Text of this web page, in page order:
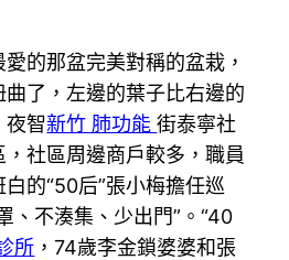
的那盆完美對稱的盆栽，
了，左邊的葉子比右邊的
夜智新竹 肺功能街泰寧社
社區周邊商戶較多，職員
的“50后”張小梅擔任巡
、不湊集、少出門”。“40
所 ，74歲李金鎖婆婆和張